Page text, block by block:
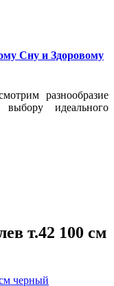
Сну и Здоровому
разнообразие
идеального
т.42 100 см